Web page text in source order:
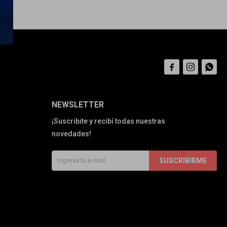
NEWSLETTER
¡Suscribite y recibí todas nuestras
novedades!
SUSCRIBIRME
  